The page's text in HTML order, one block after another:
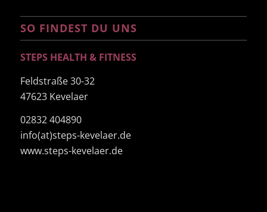
SO FINDEST DU UNS
STEPS HEALTH & FITNESS
Feldstraße 30-32
47623 Kevelaer
02832 404890
info(at)steps-kevelaer.de
www.steps-kevelaer.de